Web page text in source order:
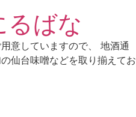
るばな
意していますので、 地酒通
仙台味噌などを取り揃えてお